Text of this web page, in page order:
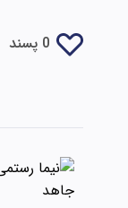
0 پسند